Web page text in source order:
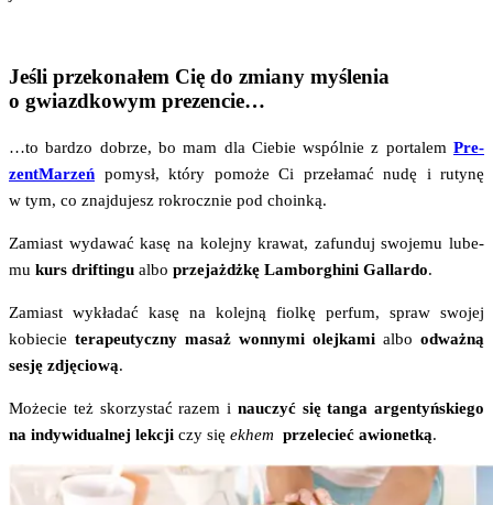
Jeśli przekonałem Cię do zmiany myślenia
o gwiazdkowym prezencie…
…to bar­dzo dobrze, bo mam dla Cie­bie wspól­nie z por­ta­lem Pre­
zent­Ma­rzeń pomysł, któ­ry pomo­że Ci prze­ła­mać nudę i ruty­nę
w tym, co znaj­du­jesz rok­rocz­nie pod choinką.
Zamiast wyda­wać kasę na kolej­ny kra­wat, zafun­duj swo­je­mu lube­
mu kurs dri­ftin­gu albo prze­jażdż­kę Lam­bor­ghi­ni Gal­lar­do.
Zamiast wykła­dać kasę na kolej­ną fiol­kę per­fum, spraw swo­jej
kobie­cie tera­peu­tycz­ny masaż won­ny­mi olej­ka­mi albo odważ­ną
sesję zdję­cio­wą.
Może­cie też sko­rzy­stać razem i nauczyć się tan­ga argen­tyń­skie­go
na indy­wi­du­al­nej lek­cji czy się ekhem prze­le­cieć awio­net­ką.